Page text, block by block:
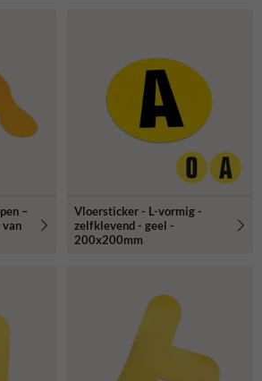
–
van
Vloersticker - L-vormig -
zelfklevend - geel -
200x200mm